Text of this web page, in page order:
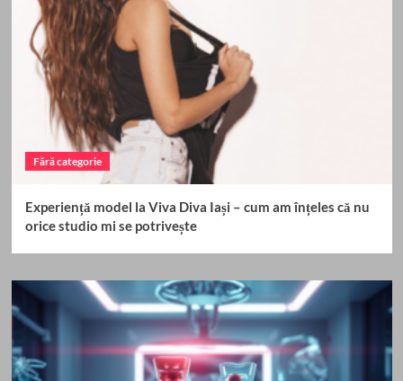
Fără categorie
Experiență model la Viva Diva Iași – cum am înțeles că nu
orice studio mi se potrivește